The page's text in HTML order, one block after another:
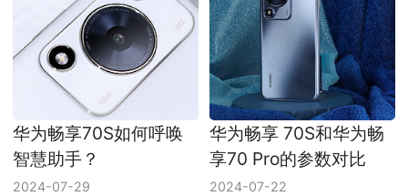
华为畅享70S如何呼唤
智慧助手？
2024-07-29
华为畅享 70S和华为畅
享70 Pro的参数对比
2024-07-22